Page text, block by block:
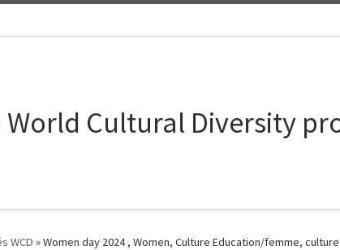
World Cultural Diversity
WCD »Women day 2024 , Women, Culture Education/femme,